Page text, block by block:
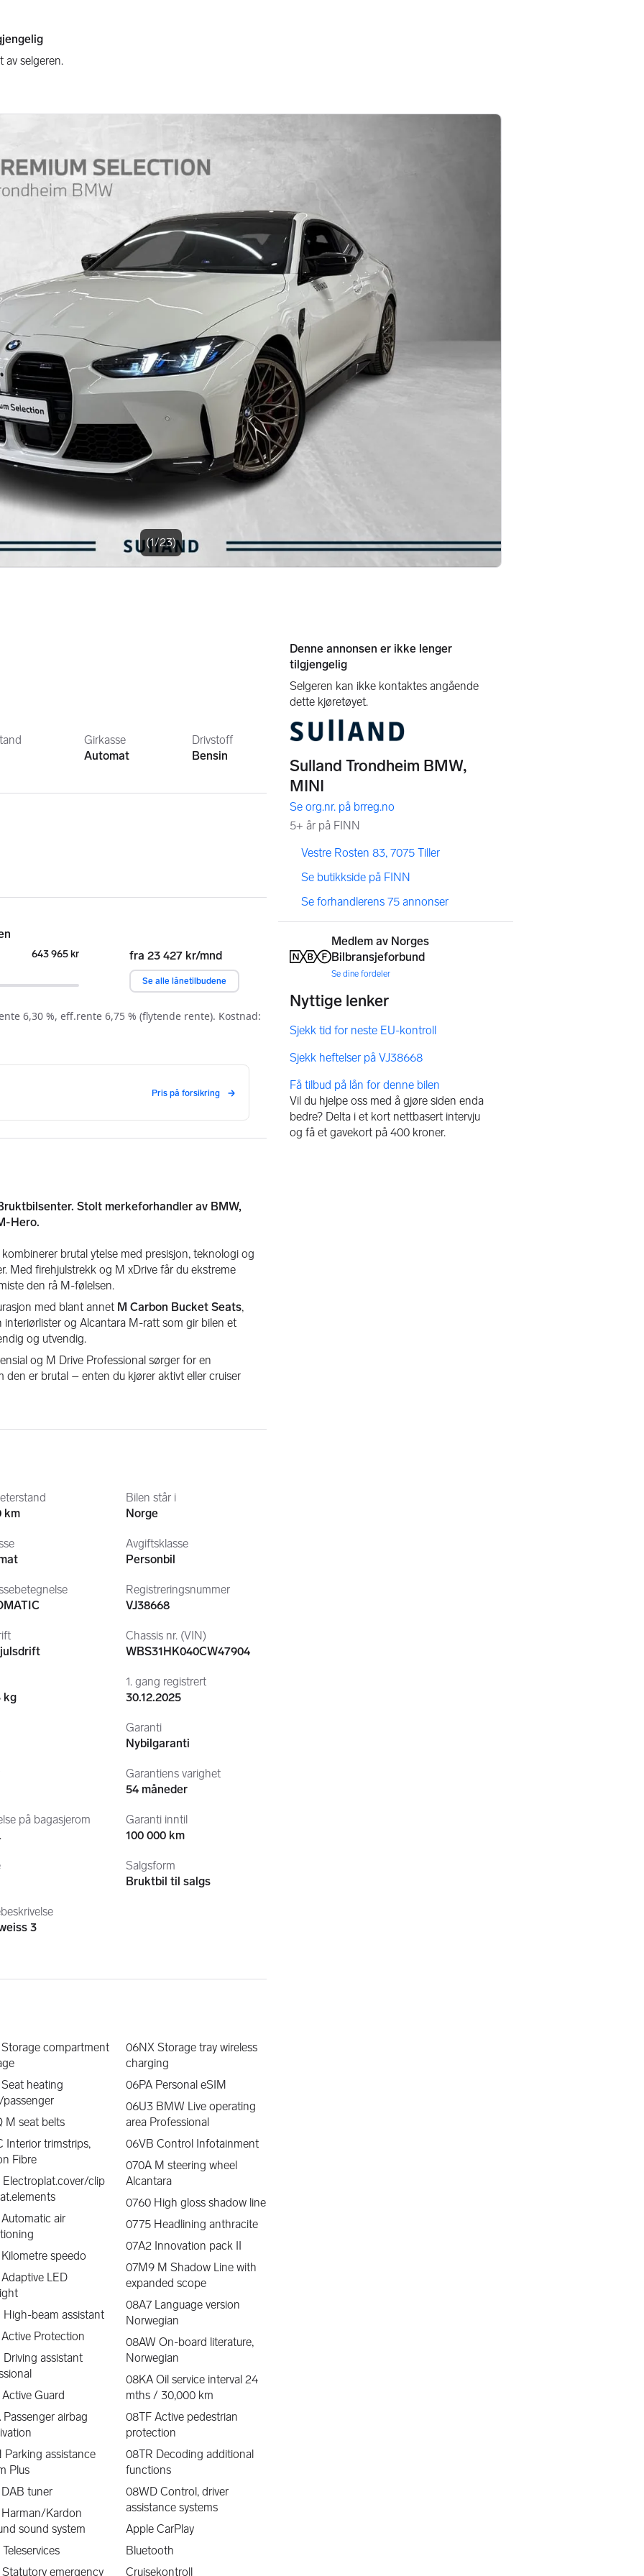
Bildegalleri
(1/23)
Girkasse
Automat
Drivstoff
Bensin
,
Vestre Rosten 83, 7075 Tiller
Se butikkside på FINN
Se forhandlerens 75 annonser
Medlem av Norges
Bilbransjeforbund
Se dine fordeler
Få tilbud på lån for denne bilen
Vil du hjelpe oss med å gjøre siden enda
bedre? Delta i et kort nettbasert intervju
og få et gavekort på 400 kroner.
Stolt merkeforhandler av BMW,
Hero.
brutal ytelse med presisjon, teknologi og
Med firehjulstrekk og M xDrive får du ekstreme
den rå M-følelsen.
med blant annet M Carbon Bucket Seats,
interiørlister og Alcantara M-ratt som gir bilen et
og utvendig.
og M Drive Professional sørger for en
den er brutal – enten du kjører aktivt eller cruiser
Assistant Plus, Harman/Kardon lydanlegg, elektriske
826M-felgene kompletterer uttrykket og gir
AV DENNE BILEN•
i vår bruktbilavdeling:
Garantiens varighet er beskrevet i omtalen av
til inntil 5 år.
(Der bilen ikke har dette originalt, blir DAB+ adapter
vi kan tilby deg i innbytte. Vi behøver følgende
ledende forsikringsselskaper.
IF Skadeforsikring og Gjensidige.
og Santander.
Derfor er vi opptatt av at du skal føle deg trygg
konseptet Sulland TRYGGHET
spør oss gjerne om pristilbud på frakt til ditt
WEBASTO etc.
f.eks. Garmin, TomTom, mm.
uten fabrikk montert løsning)
km
kg
på bagasjerom
3
Bilen står i
Norge
Avgiftsklasse
Personbil
Registreringsnummer
VJ38668
Chassis nr. (VIN)
WBS31HK040CW47904
1. gang registrert
30.12.2025
Garanti
Nybilgaranti
Garantiens varighet
54 måneder
Garanti inntil
100 000 km
Salgsform
Bruktbil til salgs
compartment
heating
passenger
M seat belts
Interior trimstrips,
Fibre
clip
air
speedo
LED
High-beam assistant
Protection
Driving assistant
Guard
Passenger airbag
Parking assistance
Plus
tuner
Kardon
sound system
emergency
06NX Storage tray wireless
charging
06PA Personal eSIM
06U3 BMW Live operating
area Professional
06VB Control Infotainment
070A M steering wheel
Alcantara
0760 High gloss shadow line
0775 Headlining anthracite
07A2 Innovation pack II
07M9 M Shadow Line with
expanded scope
08A7 Language version
Norwegian
08AW On-board literature,
Norwegian
08KA Oil service interval 24
mths / 30,000 km
08TF Active pedestrian
protection
08TR Decoding additional
functions
08WD Control, driver
assistance systems
Apple CarPlay
Bluetooth
Cruisekontroll